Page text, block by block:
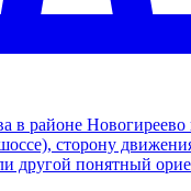
в районе Новогиреево
сторону
другой понятный